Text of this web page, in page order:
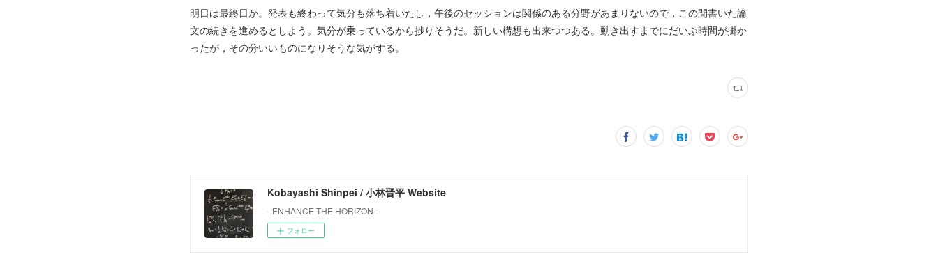
明日は最終日か。発表も終わって気分も落ち着いたし，午後のセッションは関係のある分野があまりないので，この間書いた論
文の続きを進めるとしよう。気分が乗っているから捗りそうだ。新しい構想も出来つつある。動き出すまでにだいぶ時間が掛か
ったが，その分いいものになりそうな気がする。
Kobayashi Shinpei / 小林晋平 Website
- ENHANCE THE HORIZON -
フォロー